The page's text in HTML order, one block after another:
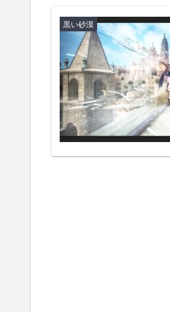
黒い砂漠